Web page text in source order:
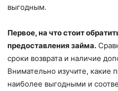
выгодным.
Первое, на что стоит
предоставления займа.
сроки возврата и наличие
Внимательно изучите, какие
наиболее выгодными и